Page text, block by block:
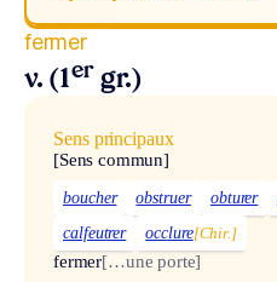
fermer
v. (1er gr.)
Sens principaux
[Sens commun]
boucher obstruer obturer
calfeutrer
occlure[Chir.]
fermer[…une porte]